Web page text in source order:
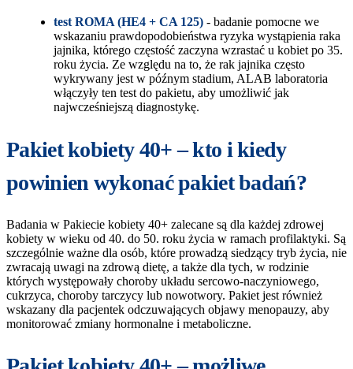
test ROMA (HE4 + CA 125) - badanie pomocne we
wskazaniu prawdopodobieństwa ryzyka wystąpienia raka
jajnika, którego częstość zaczyna wzrastać u kobiet po 35.
roku życia. Ze względu na to, że rak jajnika często
wykrywany jest w późnym stadium, ALAB laboratoria
włączyły ten test do pakietu, aby umożliwić jak
najwcześniejszą diagnostykę.
Pakiet kobiety 40+ – kto i kiedy
powinien wykonać pakiet badań?
Badania w Pakiecie kobiety 40+ zalecane są dla każdej zdrowej
kobiety w wieku od 40. do 50. roku życia w ramach profilaktyki. Są
szczególnie ważne dla osób, które prowadzą siedzący tryb życia, nie
zwracają uwagi na zdrową dietę, a także dla tych, w rodzinie
których występowały choroby układu sercowo-naczyniowego,
cukrzyca, choroby tarczycy lub nowotwory. Pakiet jest również
wskazany dla pacjentek odczuwających objawy menopauzy, aby
monitorować zmiany hormonalne i metaboliczne.